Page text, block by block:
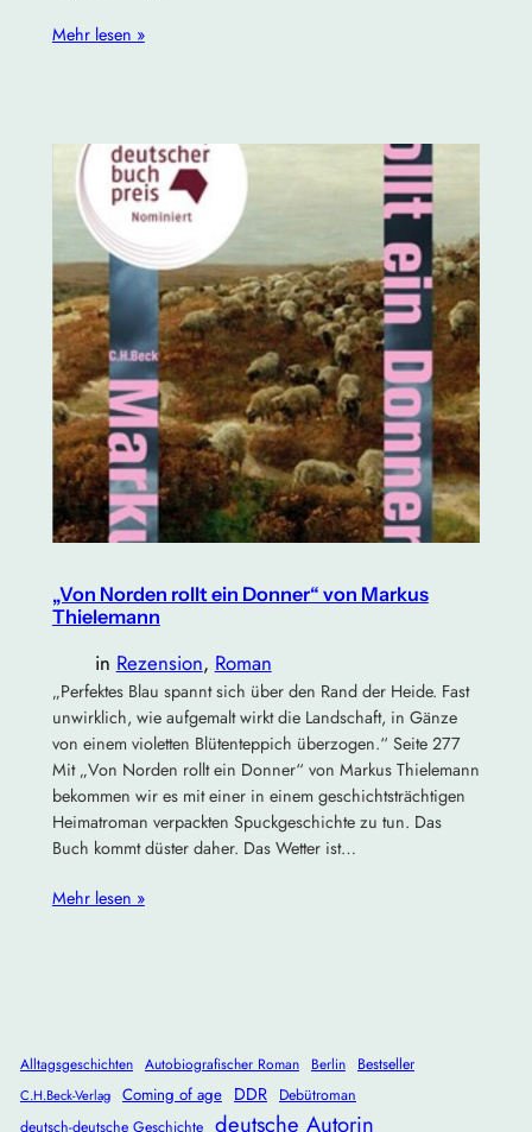
Mehr lesen »
„Von Norden rollt ein Donner“ von Markus
Thielemann
in Rezension, Roman
„Perfektes Blau spannt sich über den Rand der Heide. Fast
unwirklich, wie aufgemalt wirkt die Landschaft, in Gänze
von einem violetten Blütenteppich überzogen.“ Seite 277
Mit „Von Norden rollt ein Donner“ von Markus Thielemann
bekommen wir es mit einer in einem geschichtsträchtigen
Heimatroman verpackten Spuckgeschichte zu tun. Das
Buch kommt düster daher. Das Wetter ist…
Mehr lesen »
Alltagsgeschichten Autobiografischer Roman Berlin Bestseller
C.H.Beck-Verlag Coming of age DDR
Debütroman
deutsch-deutsche Geschichte deutsche Autorin